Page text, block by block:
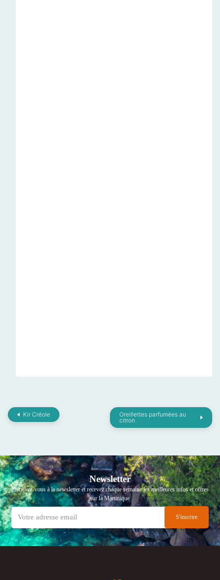
Kir Créole
Oreillettes parfumées au
citron
Newsletter
Inscrivez-vous à la newsletter et recevez chaque semaine les meilleures infos et offres
sur la Martinique